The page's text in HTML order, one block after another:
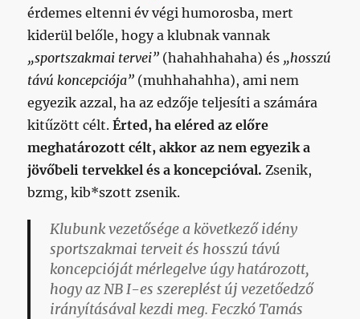
érdemes eltenni év végi humorosba, mert
kiderül belőle, hogy a klubnak vannak
„sportszakmai tervei” (hahahhahaha) és „hosszú
távú koncepciója” (muhhahahha), ami nem
egyezik azzal, ha az edzője teljesíti a számára
kitűzött célt.Érted, ha eléred az előre
meghatározott célt, akkor az nem egyezik a
jövőbeli tervekkel és a koncepcióval. Zsenik,
bzmg, kib*szott zsenik.
Klubunk vezetősége a következő idény
sportszakmai terveit és hosszú távú
koncepcióját mérlegelve úgy határozott,
hogy az NB I-es szereplést új vezetőedző
irányításával kezdi meg. Feczkó Tamás